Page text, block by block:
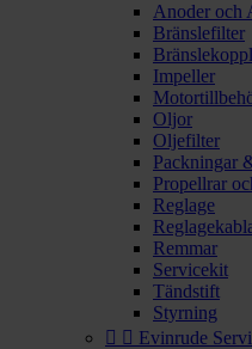
Anoder och
Bränslefilter
Impeller
Oljor
Oljefilter
Packningar
Propellrar
Reglage
Remmar
Servicekit
Tändstift
Styrning
  Evinrude